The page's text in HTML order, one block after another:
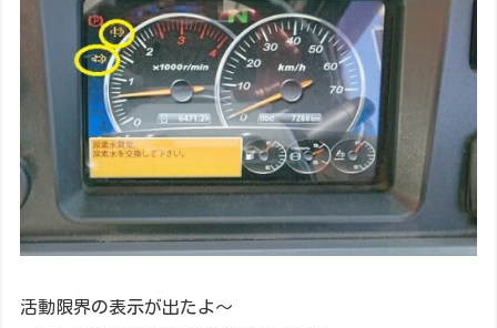
活動限界の表示が出たよ～